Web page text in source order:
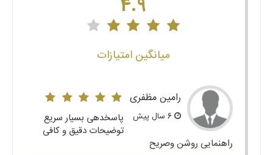
4.9
میانگین امتیازات
رامین مظفری
پاسخدهی بسیار سریع
توضیحات دقیق و کافی
راهنمایی روشن وصریح